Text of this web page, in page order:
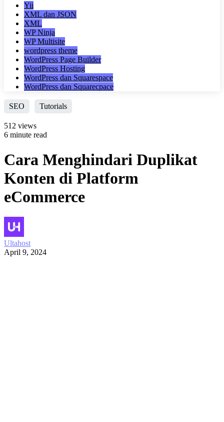
Yii
XML dan JSON
XML
WP Ninja
WP Multisite
wordpress theme
WordPress Page Builder
WordPress Hosting
WordPress dan Squarespace
WordPress dan Squarecpace
SEO Tutorials
512 views
6 minute read
Cara Menghindari Duplikat
Konten di Platform
eCommerce
Ultahost
April 9, 2024